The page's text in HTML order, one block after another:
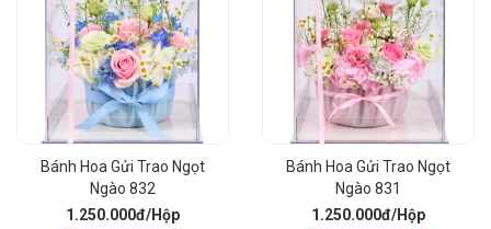
Bánh Hoa Gửi Trao Ngọt
Ngào 832
1.250.000đ/Hộp
Bánh Hoa Gửi Trao Ngọt
Ngào 831
1.250.000đ/Hộp